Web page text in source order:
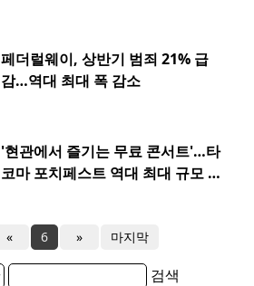
페더럴웨이, 상반기 범죄 21% 급
감…역대 최대 폭 감소
'현관에서 즐기는 무료 콘서트'…타
코마 포치페스트 역대 최대 규모 개
« 6 » 마지막
검색